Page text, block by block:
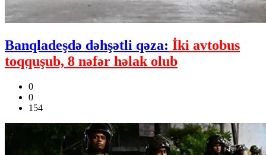
Banqladeşdə dəhşətli qəza: İki avtobus
toqquşub, 8 nəfər həlak olub
0
0
154